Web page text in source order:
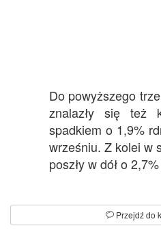
Do powyższego
znalazły się też
spadkiem o 1,9%
wrześniu. Z kolei w
poszły w dół o
Przejdź do